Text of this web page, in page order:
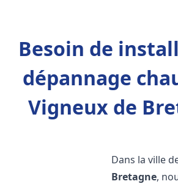
Besoin de
dépannage
Vigneux de
Dans la ville
Bretagne,